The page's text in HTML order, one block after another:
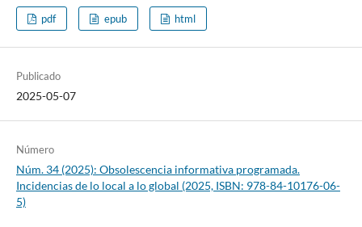
pdf epub html
Publicado
2025-05-07
Número
Núm. 34 (2025): Obsolescencia informativa programada.
Incidencias de lo local a lo global (2025, ISBN: 978-84-10176-06-
5)